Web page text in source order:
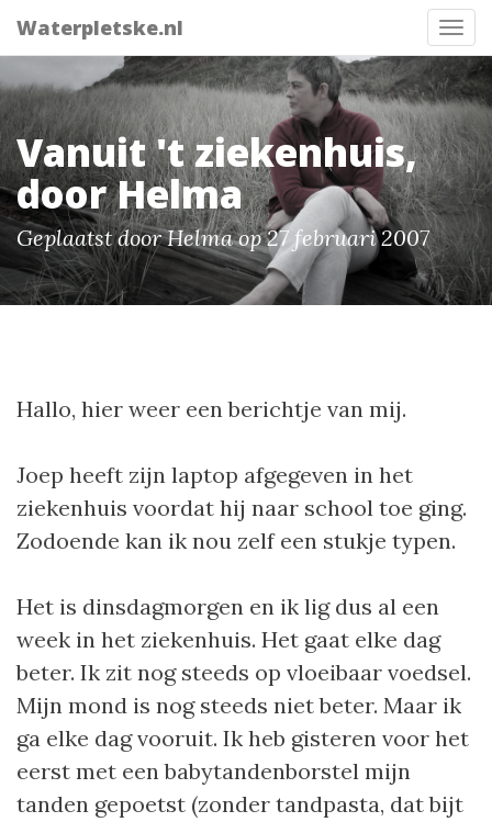
Waterpletske.nl
Vanuit 't ziekenhuis,
door Helma
Geplaatst door Helma op 27 februari 2007
Hallo, hier weer een berichtje van mij.
Joep heeft zijn laptop afgegeven in het
ziekenhuis voordat hij naar school toe ging.
Zodoende kan ik nou zelf een stukje typen.
Het is dinsdagmorgen en ik lig dus al een
week in het ziekenhuis. Het gaat elke dag
beter. Ik zit nog steeds op vloeibaar voedsel.
Mijn mond is nog steeds niet beter. Maar ik
ga elke dag vooruit. Ik heb gisteren voor het
eerst met een babytandenborstel mijn
tanden gepoetst (zonder tandpasta, dat bijt